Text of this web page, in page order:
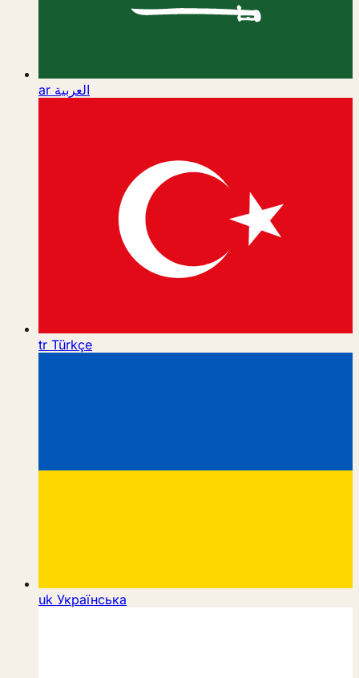
ar العربية
tr Türkçe
uk Українська